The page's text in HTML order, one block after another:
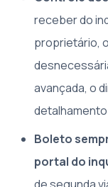
receber do
proprietário,
avançada, o
Boleto
portal do